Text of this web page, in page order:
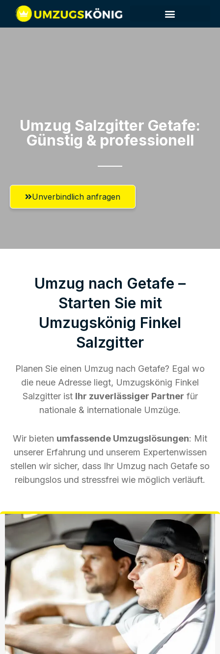
Umzug Salzgitter​ Getafe:
Günstig & professionell​
Unverbindlich anfragen
Umzug nach Getafe –
Starten Sie mit
Umzugskönig Finkel
Salzgitter
Planen Sie einen Umzug nach Getafe? Egal wo
die neue Adresse liegt, Umzugskönig Finkel
Salzgitter ist Ihr zuverlässiger Partner für
nationale & internationale Umzüge.
Wir bieten umfassende Umzugslösungen: Mit
unserer Erfahrung und unserem Expertenwissen
stellen wir sicher, dass Ihr Umzug nach Getafe so
reibungslos und stressfrei wie möglich verläuft.